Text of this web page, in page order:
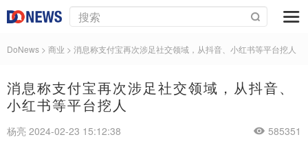
DoNews > 商业 > 消息称支付宝再次涉足社交领域，从抖音、小红书等平台挖人
消息称支付宝再次涉足社交领域，从抖音、
小红书等平台挖人
杨亮 2024-02-23 15:12:38 585351